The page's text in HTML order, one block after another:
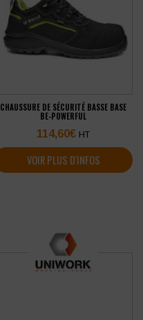
CHAUSSURE DE SÉCURITÉ BASSE BASE
BE-POWERFUL
114,60€ HT
VOIR PLUS D'INFOS